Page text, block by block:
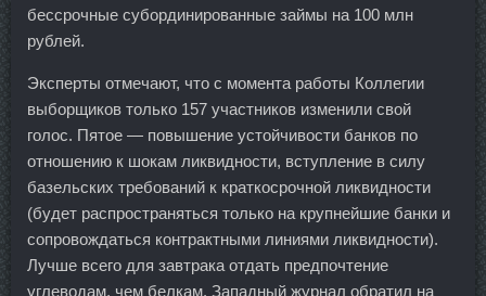
бессрочные субординированные займы на 100 млн
рублей.
Эксперты отмечают, что с момента работы Коллегии
выборщиков только 157 участников изменили свой
голос. Пятое — повышение устойчивости банков по
отношению к шокам ликвидности, вступление в силу
базельских требований к краткосрочной ликвидности
(будет распространяться только на крупнейшие банки и
сопровождаться контрактными линиями ликвидности).
Лучше всего для завтрака отдать предпочтение
углеводам, чем белкам. Западный журнал обратил на